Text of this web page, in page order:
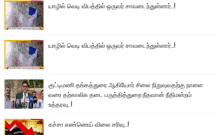
யாழில் வெடி விபத்தில் ஒருவர் சாவடைந்துள்ளார்..!
யாழில் வெடி விபத்தில் ஒருவர் சாவடைந்துள்ளார்..!
குட்டிமணி தங்கத்துரை ஆகியோர் சிலை நிறுவுவதற்கு நாளை
வரை தற்காலிக தடை பருத்தித்துறை நீதவான் நீதிமன்றம்
உத்தரவு..!
கச்சா எண்ணெய் விலை சரிவு..!